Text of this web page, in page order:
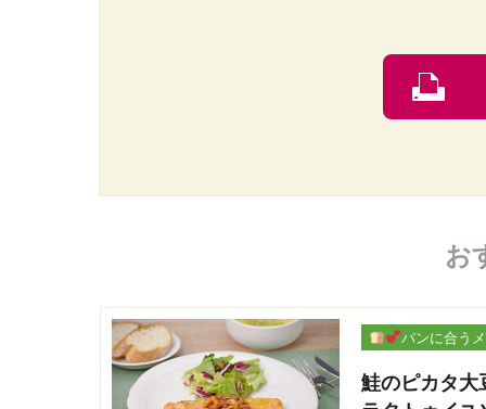
お
パンに合う
鮭のピカタ大